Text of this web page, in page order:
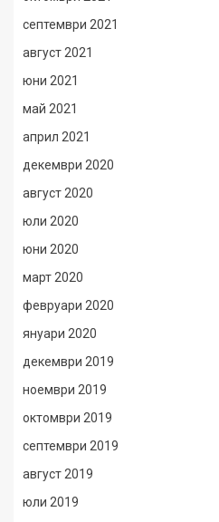
септември 2021
август 2021
юни 2021
май 2021
април 2021
декември 2020
август 2020
юли 2020
юни 2020
март 2020
февруари 2020
януари 2020
декември 2019
ноември 2019
октомври 2019
септември 2019
август 2019
юли 2019